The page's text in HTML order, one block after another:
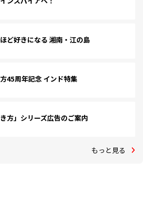
ど好きになる 湘南・江の島
45周年記念 インド特集
き方」シリーズ広告のご案内
もっと見る